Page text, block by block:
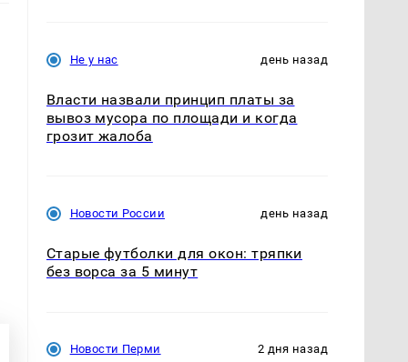
Не у нас день назад
Власти назвали принцип платы за
вывоз мусора по площади и когда
грозит жалоба
Новости России день назад
Старые футболки для окон: тряпки
без ворса за 5 минут
Новости Перми 2 дня назад